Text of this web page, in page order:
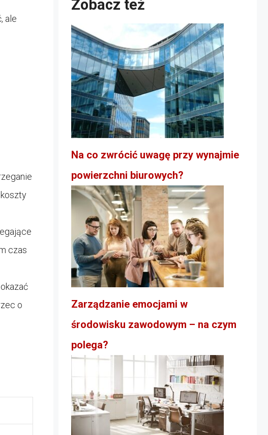
ale
czas
o
Zobacz też
Na co zwrócić uwagę przy wynajmie
powierzchni biurowych?
Zarządzanie emocjami w
środowisku zawodowym – na czym
polega?